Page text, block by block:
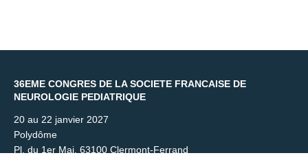
36EME CONGRES DE LA SOCIETE FRANCAISE DE
NEUROLOGIE PEDIATRIQUE
20 au 22 janvier 2027
Polydôme
Pl. du 1er Mai, 63100 Clermont-Ferrand